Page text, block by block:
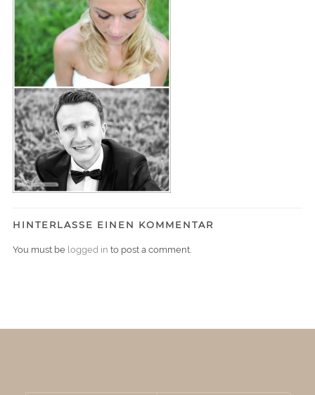
HINTERLASSE EINEN KOMMENTAR
You must be logged in to post a comment.